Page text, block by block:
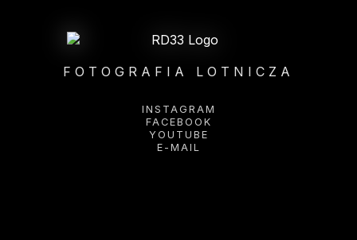
FOTOGRAFIA LOTNICZA
INSTAGRAM
FACEBOOK
YOUTUBE
E-MAIL